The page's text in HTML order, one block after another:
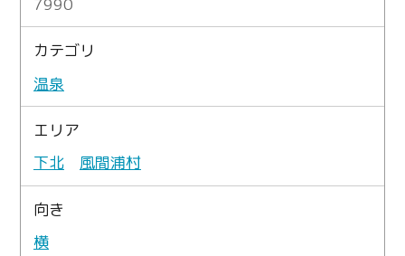
カテゴリ
温泉
エリア
下北
風間浦村
向き
横